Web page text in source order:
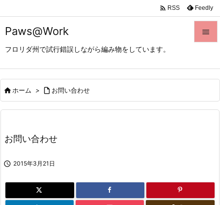
Paws@Work
フロリダ州で試行錯誤しながら編み物をしています。



 RSS Feedly
ホーム >  お問い合わせ
お問い合わせ
 2015年3月21日